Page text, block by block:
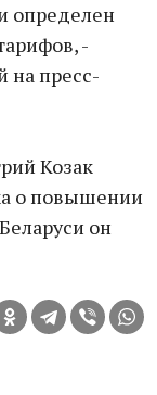
определен
-
на пресс-
Козак
о повышении
он